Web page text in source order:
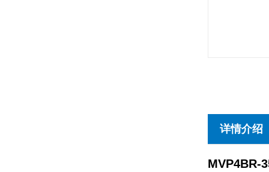
详情介绍
MVP4BR-